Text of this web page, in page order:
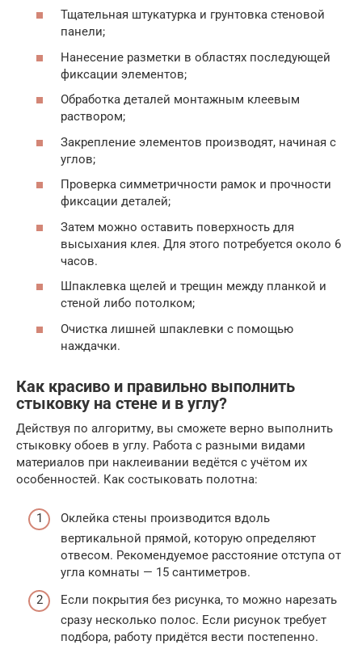
Тщательная штукатурка и грунтовка стеновой
панели;
Нанесение разметки в областях последующей
фиксации элементов;
Обработка деталей монтажным клеевым
раствором;
Закрепление элементов производят, начиная с
углов;
Проверка симметричности рамок и прочности
фиксации деталей;
Затем можно оставить поверхность для
высыхания клея. Для этого потребуется около 6
часов.
Шпаклевка щелей и трещин между планкой и
стеной либо потолком;
Очистка лишней шпаклевки с помощью
наждачки.
Как красиво и правильно выполнить
стыковку на стене и в углу?
Действуя по алгоритму, вы сможете верно выполнить
стыковку обоев в углу. Работа с разными видами
материалов при наклеивании ведётся с учётом их
особенностей. Как состыковать полотна:
Оклейка стены производится вдоль
вертикальной прямой, которую определяют
отвесом. Рекомендуемое расстояние отступа от
угла комнаты — 15 сантиметров.
Если покрытия без рисунка, то можно нарезать
сразу несколько полос. Если рисунок требует
подбора, работу придётся вести постепенно.